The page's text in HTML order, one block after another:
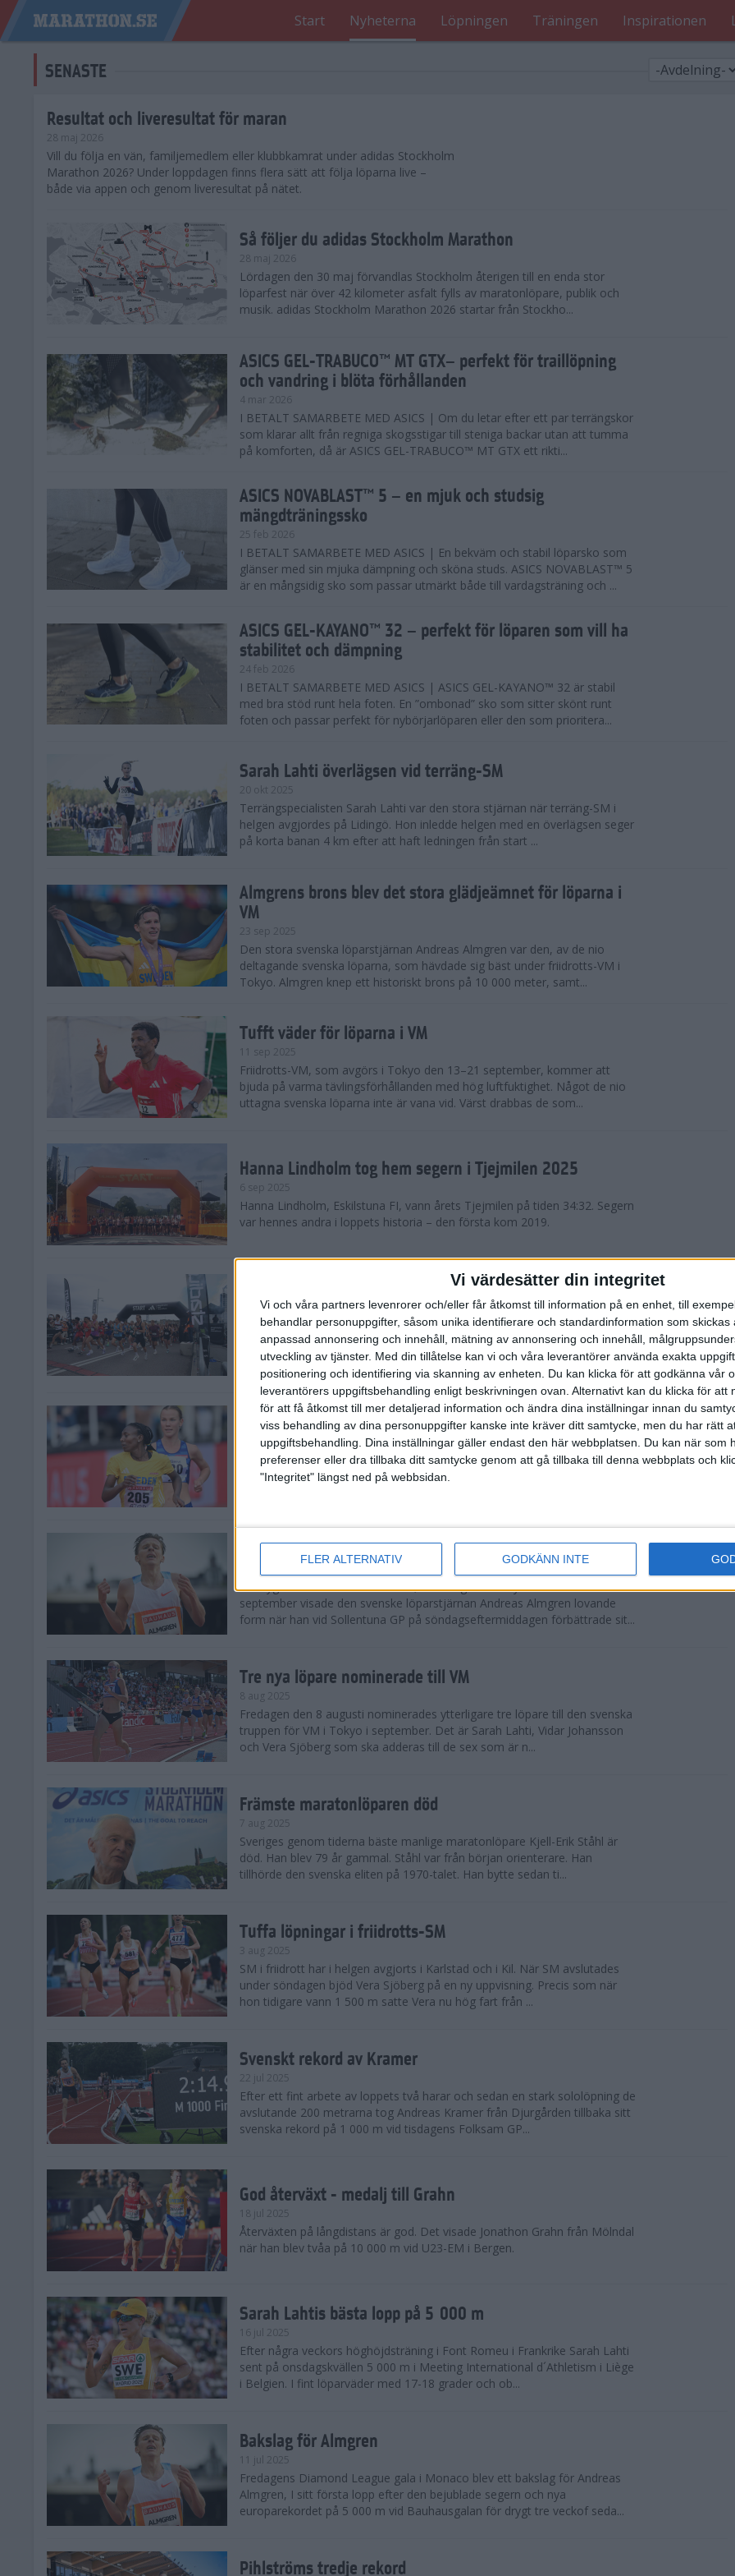
Vi värdesätter din integritet
Vi och våra partners levenrorer och/eller får åtkomst till information på en enhet, till
behandlar personuppgifter, såsom unika identifierare och standardinformation som skickas
anpassad annonsering och innehåll, mätning av annonsering och innehåll,
utveckling av tjänster. Med din tillåtelse kan vi och våra leverantörer använda exakta
positionering och identifiering via skanning av enheten. Du kan klicka för att godkänna vår
leverantörers uppgiftsbehandling enligt beskrivningen ovan. Alternativt kan du klicka för att
för att få åtkomst till mer detaljerad information och ändra dina inställningar innan du
viss behandling av dina personuppgifter kanske inte kräver ditt samtycke, men du har rätt
uppgiftsbehandling. Dina inställningar gäller endast den här webbplatsen. Du kan när som
preferenser eller dra tillbaka ditt samtycke genom att gå tillbaka till denna webbplats och
"Integritet" längst ned på webbsidan.
FLER ALTERNATIV GODKÄNN INTE
Start Nyheterna Löpningen Träningen Inspirationen
SENASTE
Resultat och liveresultat för maran
28 maj 2026
​Vill du följa en vän, familjemedlem eller klubbkamrat under adidas Stockholm
Marathon 2026? Under loppdagen finns flera sätt att följa löparna live –
både via appen och genom liveresultat på nätet.
Så följer du adidas Stockholm Marathon
28 maj 2026
Lördagen den 30 maj förvandlas Stockholm återigen till en enda stor
löparfest när över 42 kilometer asfalt fylls av maratonlöpare, publik och
musik. adidas Stockholm Marathon 2026 startar från Stockho...
ASICS GEL-TRABUCO™ MT GTX– perfekt för traillöpning
och vandring i blöta förhållanden
4 mar 2026
I BETALT SAMARBETE MED ASICS | Om du letar efter ett par terrängskor
som klarar allt från regniga skogsstigar till steniga backar utan att tumma
på komforten, då är ASICS GEL-TRABUCO™ MT GTX ett rikti...
ASICS NOVABLAST™ 5 – en mjuk och studsig
mängdträningssko
25 feb 2026
I BETALT SAMARBETE MED ASICS | En bekväm och stabil löparsko som
glänser med sin mjuka dämpning och sköna studs. ASICS NOVABLAST™ 5
är en mångsidig sko som passar utmärkt både till vardagsträning och ...
ASICS GEL-KAYANO™ 32 – perfekt för löparen som vill ha
stabilitet och dämpning
24 feb 2026
I BETALT SAMARBETE MED ASICS | ASICS GEL-KAYANO™ 32 är stabil
med bra stöd runt hela foten. En ”ombonad” sko som sitter skönt runt
foten och passar perfekt för nybörjarlöparen eller den som prioritera...
Sarah Lahti överlägsen vid terräng-SM
20 okt 2025
Terrängspecialisten Sarah Lahti var den stora stjärnan när terräng-SM i
helgen avgjordes på Lidingö. Hon inledde helgen med en överlägsen seger
på korta banan 4 km efter att haft ledningen från start ...
Almgrens brons blev det stora glädjeämnet för löparna i
VM
23 sep 2025
Den stora svenska löparstjärnan Andreas Almgren var den, av de nio
deltagande svenska löparna, som hävdade sig bäst under friidrotts-VM i
Tokyo. Almgren knep ett historiskt brons på 10 000 meter, samt...
Tufft väder för löparna i VM
11 sep 2025
Friidrotts-VM, som avgörs i Tokyo den 13–21 september, kommer att
bjuda på varma tävlingsförhållanden med hög luftfuktighet. Något de nio
uttagna svenska löparna inte är vana vid. Värst drabbas de som...
Hanna Lindholm tog hem segern i Tjejmilen 2025
6 sep 2025
Hanna Lindholm, Eskilstuna FI, vann årets Tjejmilen på tiden 34:32. Segern
var hennes andra i loppets historia – den första kom 2019.
Snabbaste segertiden på 12 år i rekordstort adidas
Stockholm Halvmaraton
30 aug 2025
Ett slutsålt och rekordstort adidas Stockholm Halvmaraton avgjordes i
nästintill perfekt löparväder. 18 grader, mulet och väldigt lite vind. Totalt
var 19,866 löpare anmälda, varav 15,807 kom till sta...
Löparna viktiga när Sverige vann Finnkampen
26 aug 2025
Den hundrade upplagan av Finnkampen, världens äldsta och största
landskamp i friidrott, avgjordes inför fullsatta läktare på Stockholms
Svenskt rekord när Almgren testade VM-formen
En dryg månad före friidrotts-VM, som avgörs i Tokyo den 13-21
september visade den svenske löparstjärnan Andreas Almgren lovande
form när han vid Sollentuna GP på söndagseftermiddagen förbättrade sit...
Tre nya löpare nominerade till VM
8 aug 2025
Fredagen den 8 augusti nominerades ytterligare tre löpare till den svenska
truppen för VM i Tokyo i september. Det är Sarah Lahti, Vidar Johansson
och Vera Sjöberg som ska adderas till de sex som är n...
Främste maratonlöparen död
7 aug 2025
Sveriges genom tiderna bäste manlige maratonlöpare Kjell-Erik Ståhl är
död. Han blev 79 år gammal. Ståhl var från början orienterare. Han
tillhörde den svenska eliten på 1970-talet. Han bytte sedan ti...
Tuffa löpningar i friidrotts-SM
3 aug 2025
SM i friidrott har i helgen avgjorts i Karlstad och i Kil. När SM avslutades
under söndagen bjöd Vera Sjöberg på en ny uppvisning. Precis som när
hon tidigare vann 1 500 m satte Vera nu hög fart från ...
Svenskt rekord av Kramer
22 jul 2025
Efter ett fint arbete av loppets två harar och sedan en stark sololöpning de
avslutande 200 metrarna tog Andreas Kramer från Djurgården tillbaka sitt
svenska rekord på 1 000 m vid tisdagens Folksam GP...
God återväxt - medalj till Grahn
18 jul 2025
Återväxten på långdistans är god. Det visade Jonathon Grahn från Mölndal
när han blev tvåa på 10 000 m vid U23-EM i Bergen.
Sarah Lahtis bästa lopp på 5 000 m
16 jul 2025
Efter några veckors höghöjdsträning i Font Romeu i Frankrike Sarah Lahti
sent på onsdagskvällen 5 000 m i Meeting International d´Athletism i Liège
i Belgien. I fint löparväder med 17-18 grader och ob...
Bakslag för Almgren
11 jul 2025
Fredagens Diamond League gala i Monaco blev ett bakslag för Andreas
Almgren, I sitt första lopp efter den bejublade segern och nya
europarekordet på 5 000 m vid Bauhausgalan för drygt tre veckof seda...
Pihlströms tredje rekord